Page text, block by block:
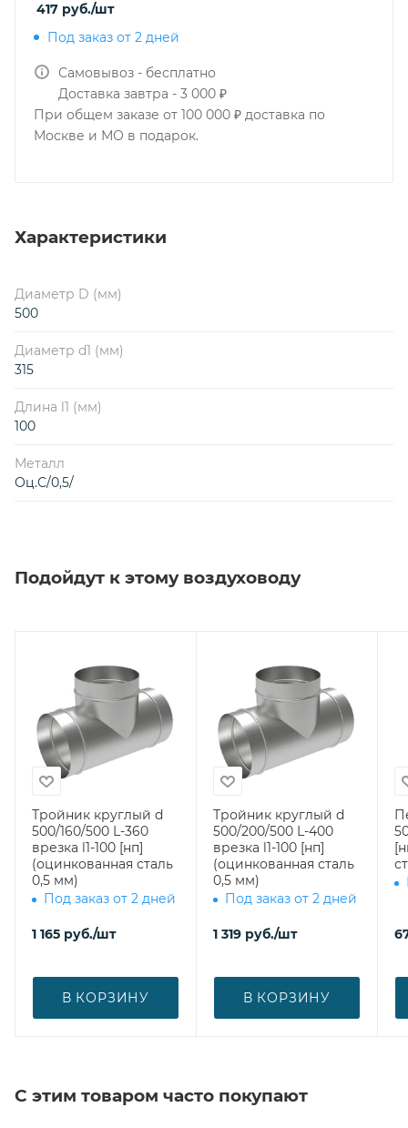
417 руб./шт
Под заказ от 2 дней
Самовывоз - бесплатно
Доставка завтра - 3 000 ₽
При общем заказе от 100 000 ₽ доставка по
Москве и МО в подарок.
Характеристики
Диаметр D (мм)
500
Диаметр d1 (мм)
315
Длина l1 (мм)
100
Металл
Оц.С/0,5/
Подойдут к этому воздуховоду
Тройник круглый d
500/160/500 L-360
врезка l1-100 [нп]
(оцинкованная сталь
0,5 мм)
Под заказ от 2 дней
1 165 руб./шт
В КОРЗИНУ
Тройник круглый d
500/200/500 L-400
врезка l1-100 [нп]
(оцинкованная сталь
0,5 мм)
Под заказ от 2 дней
1 319 руб./шт
В КОРЗИНУ
С этим товаром часто покупают